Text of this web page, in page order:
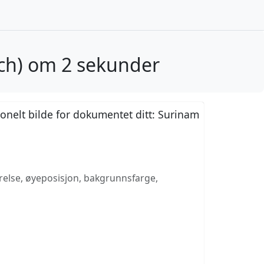
om 2 sekunder
bilde for dokumentet ditt: Surinam
øyeposisjon, bakgrunnsfarge,